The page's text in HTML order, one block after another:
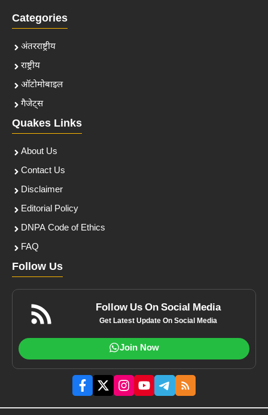
Categories
अंतरराष्ट्रीय
राष्ट्रीय
ऑटोमोबाइल
गैजेट्स
Quakes Links
About Us
Contact Us
Disclaimer
Editorial Policy
DNPA Code of Ethics
FAQ
Follow Us
Follow Us On Social Media
Get Latest Update On Social Media
Join Now